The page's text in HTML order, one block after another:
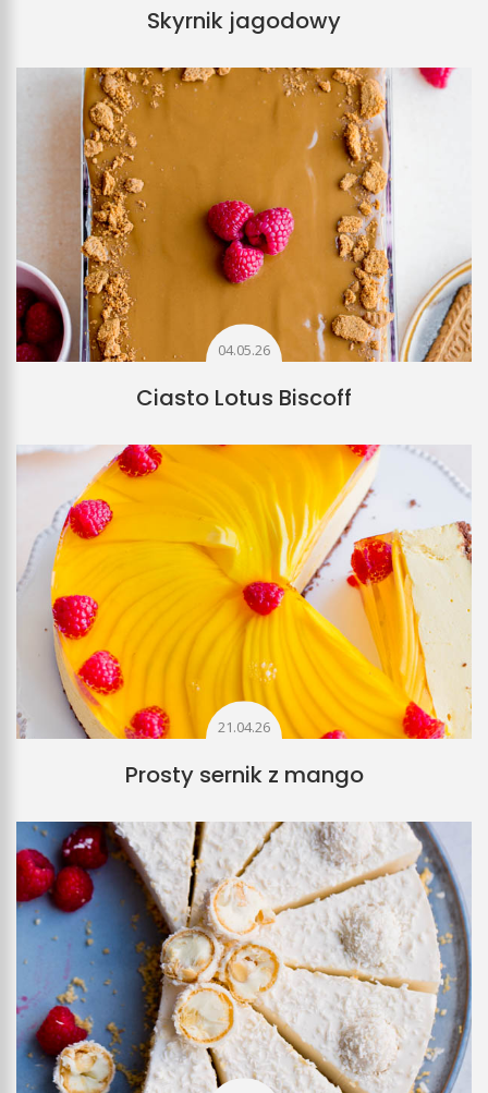
Skyrnik jagodowy
04.05.26
Ciasto Lotus Biscoff
21.04.26
Prosty sernik z mango